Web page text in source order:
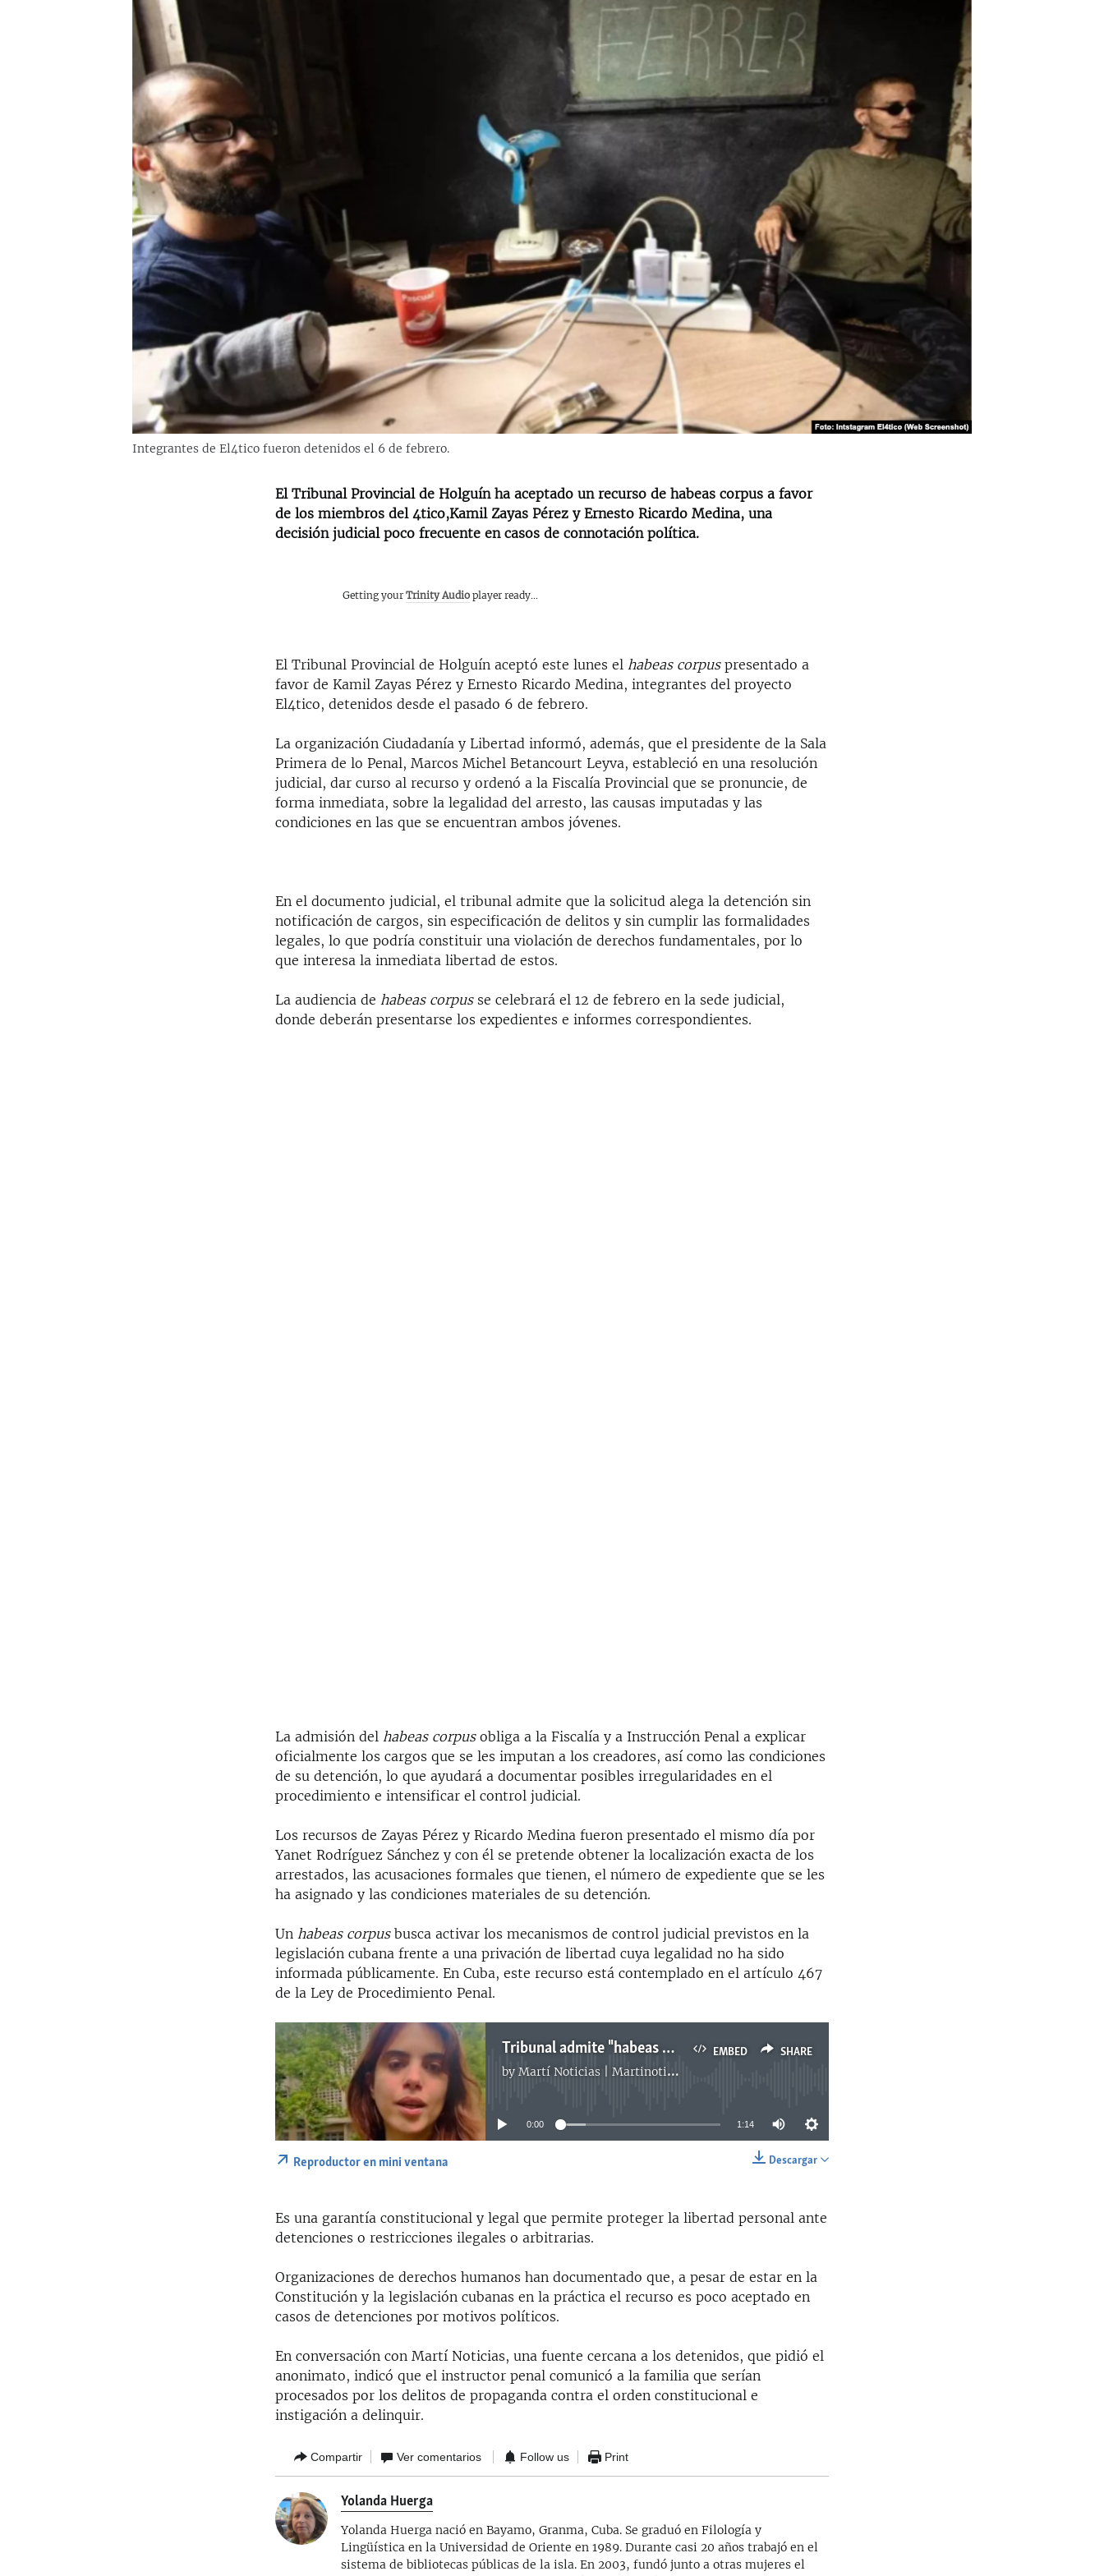
LA REALIDAD DE LA VIVIENDA EN
SER VIEJO EN CUBA
LOS SANTOS DE HIALEAH
DESINFORMACIÓN RUSA EN
LA INVASIÓN DE RUSIA A UCRANIA
Integrantes de El4tico fueron detenidos el 6 de febrero.
El Tribunal Provincial de Holguín ha aceptado un recurso de habeas corpus a favor
de los miembros del 4tico,Kamil Zayas Pérez y Ernesto Ricardo Medina, una
decisión judicial poco frecuente en casos de connotación política.
Getting yourTrinity Audio player ready...
El Tribunal Provincial de Holguín aceptó este lunes elhabeas corpuspresentado a
favor de Kamil Zayas Pérez y Ernesto Ricardo Medina, integrantes del proyecto
El4tico, detenidos desde el pasado 6 de febrero.
La organización Ciudadanía y Libertad informó, además, que el presidente de la Sala
Primera de lo Penal, Marcos Michel Betancourt Leyva, estableció en una resolución
judicial, dar curso al recurso y ordenó a la Fiscalía Provincial que se pronuncie, de
forma inmediata, sobre la legalidad del arresto, las causas imputadas y las
condiciones en las que se encuentran ambos jóvenes.
En el documento judicial, el tribunal admite que la solicitud alega la detención sin
notificación de cargos, sin especificación de delitos y sin cumplir las formalidades
legales, lo que podría constituir una violación de derechos fundamentales, por lo
que interesa la inmediata libertad de estos.
La audiencia dehabeas corpusse celebrará el 12 de febrero en la sede judicial,
donde deberán presentarse los expedientes e informes correspondientes.
La admisión delhabeas corpusobliga a la Fiscalía y a Instrucción Penal a explicar
oficialmente los cargos que se les imputan a los creadores, así como las condiciones
de su detención, lo que ayudará a documentar posibles irregularidades en el
procedimiento e intensificar el control judicial.
Los recursos de Zayas Pérez y Ricardo Medina fueron presentado el mismo día por
Yanet Rodríguez Sánchez y con él se pretende obtener la localización exacta de los
arrestados, las acusaciones formales que tienen, el número de expediente que se les
ha asignado y las condiciones materiales de su detención.
Unhabeas corpusbusca activar los mecanismos de control judicial previstos en la
legislación cubana frente a una privación de libertad cuya legalidad no ha sido
informada públicamente. En Cuba, este recurso está contemplado en el artículo 467
de la Ley de Procedimiento Penal.
EMBED SHARE
Tribunal admite "habeas corpus" en caso de detención arbitraria
byMartí Noticias | Martinoticias.com
No media source currently available
0:00 1:14
Descargar
Reproductor en mini ventana
Es una garantía constitucional y legal que permite proteger la libertad personal ante
detenciones o restricciones ilegales o arbitrarias.
Organizaciones de derechos humanos han documentado que, a pesar de estar en la
Constitución y la legislación cubanas en la práctica el recurso es poco aceptado en
casos de detenciones por motivos políticos.
En conversación con Martí Noticias, una fuente cercana a los detenidos, que pidió el
anonimato, indicó que el instructor penal comunicó a la familia que serían
procesados por los delitos de propaganda contra el orden constitucional e
instigación a delinquir.
Compartir Ver comentarios Follow us Print
Yolanda Huerga
Yolanda Huerga nació en Bayamo, Granma, Cuba. Se graduó en Filología y
Lingüística en la Universidad de Oriente en 1989. Durante casi 20 años trabajó en el
sistema de bibliotecas públicas de la isla. En 2003, fundó junto a otras mujeres el